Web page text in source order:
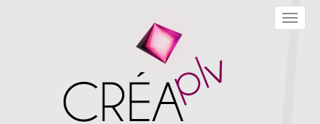
Toggle